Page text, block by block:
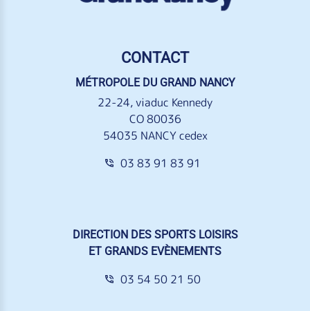
CONTACT
MÉTROPOLE DU GRAND NANCY
22-24, viaduc Kennedy
CO 80036
54035 NANCY cedex
03 83 91 83 91
DIRECTION DES SPORTS LOISIRS
ET GRANDS EVÈNEMENTS
03 54 50 21 50